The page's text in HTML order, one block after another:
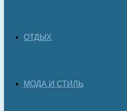
ОТДЫХ
МОДА И СТИЛЬ